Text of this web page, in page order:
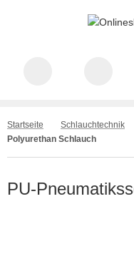
Startseite Schlauchtechnik
Polyurethan Schlauch
PU-